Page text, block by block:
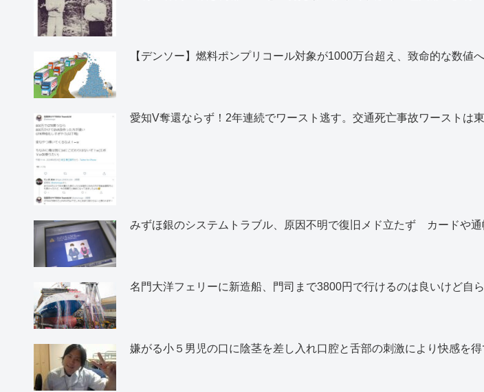
【デンソー】燃料ポンプリコール対象が1000万台超え、致命的な数値へ
愛知V奪還ならず！2年連続でワースト逃す。交通死亡事故ワーストは東
みずほ銀のシステムトラブル、原因不明で復旧メド立たず カードや
名門大洋フェリーに新造船、門司まで3800円で行けるのは良いけど自
嫌がる小５男児の口に陰茎を差し入れ口腔と舌部の刺激により快感を